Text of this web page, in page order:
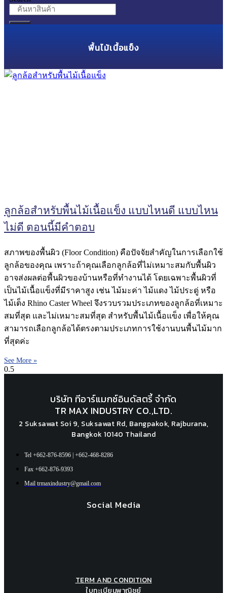
พื้นไม้เนื้อแข็ง
ลูกล้อสำหรับพื้นไม้เนื้อแข็ง แบบไหนดี แบบไหน
ไม่ดี ตอนนี้มีคำตอบ
สภาพของพื้นผิว (Floor Condition) คือปัจจัยสำคัญในการเลือกใช้
ลูกล้อของคุณ เพราะถ้าคุณเลือกลูกล้อที่ไม่เหมาะสมกับพื้นผิว
อาจส่งผลต่อพื้นผิวของบ้านหรือที่ทำงานได้ โดยเฉพาะพื้นผิวที่
เป็นไม้เนื้อแข็งที่มีราคาสูง เช่น ไม้มะค่า ไม้แดง ไม้ประดู่ หรือ
ไม้เต็ง Rhino Caster Wheel จึงรวบรวมประเภทของลูกล้อที่เหมาะ
สมที่สุด และไม่เหมาะสมที่สุด สำหรับพื้นไม้เนื้อแข็ง เพื่อให้คุณ
สามารถเลือกลูกล้อได้ตรงตามประเภทการใช้งานบนพื้นไม้มาก
ที่สุดค่ะ
See More »
บริษัท ทีอาร์แมกซ์อินดัสตรี้ จำกัด
TR MAX INDUSTRY CO.,LTD.
2 Suksawat Soi 9, Suksawat Rd, Bangpakok, Rajburana,
Bangkok 10140 Thailand
Tel +662-876-8596 | +662-468-8286
Fax +662-876-9393
Mail trmaxindustry@gmail.com
Social Media
TERM AND CONDITION
ใบทะเบียนพาณิชย์